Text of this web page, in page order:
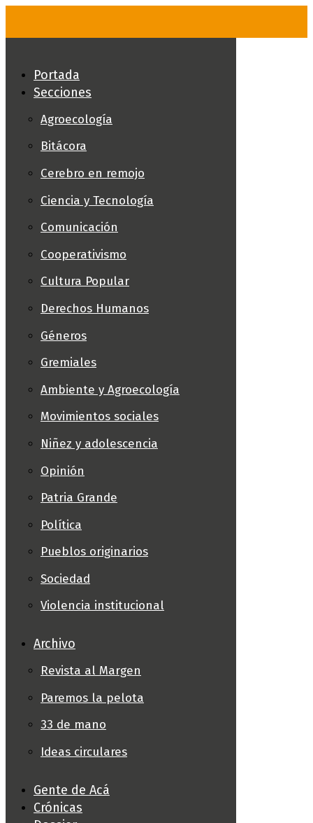
Portada
Secciones
Agroecología
Bitácora
Cerebro en remojo
Ciencia y Tecnología
Comunicación
Cooperativismo
Cultura Popular
Derechos Humanos
Géneros
Gremiales
Ambiente y Agroecología
Movimientos sociales
Niñez y adolescencia
Opinión
Patria Grande
Política
Pueblos originarios
Sociedad
Violencia institucional
Archivo
Revista al Margen
Paremos la pelota
33 de mano
Ideas circulares
Gente de Acá
Crónicas